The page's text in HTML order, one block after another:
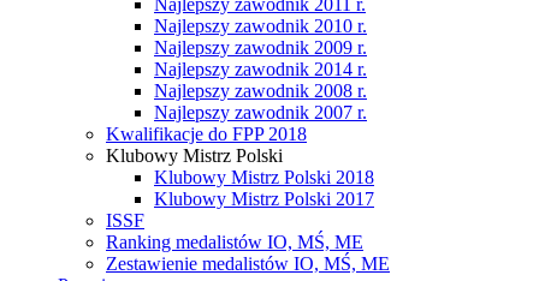
Najlepszy zawodnik 2011 r.
Najlepszy zawodnik 2010 r.
Najlepszy zawodnik 2009 r.
Najlepszy zawodnik 2014 r.
Najlepszy zawodnik 2008 r.
Najlepszy zawodnik 2007 r.
Kwalifikacje do FPP 2018
Klubowy Mistrz Polski
Klubowy Mistrz Polski 2018
Klubowy Mistrz Polski 2017
ISSF
Ranking medalistów IO, MŚ, ME
Zestawienie medalistów IO, MŚ, ME